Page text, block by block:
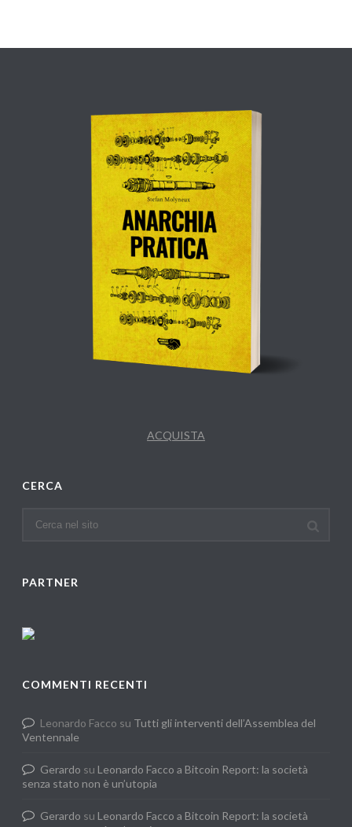
ACQUISTA
CERCA
PARTNER
COMMENTI RECENTI
Leonardo Facco su Tutti gli interventi dell’Assemblea del
Ventennale
Gerardo su Leonardo Facco a Bitcoin Report: la società
senza stato non è un’utopia
Gerardo su Leonardo Facco a Bitcoin Report: la società